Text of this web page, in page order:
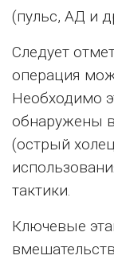
(пульс, АД и
Следует
операция
Необходимо
обнаружены
(острый
тактики.
Ключевые